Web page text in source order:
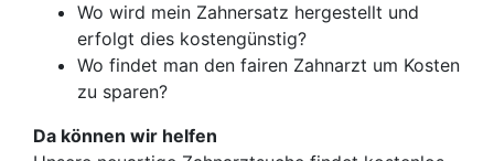
Wo wird mein Zahnersatz hergestellt und
erfolgt dies kostengünstig?
Wo findet man den fairen Zahnarzt um Kosten
zu sparen?
Da können wir helfen